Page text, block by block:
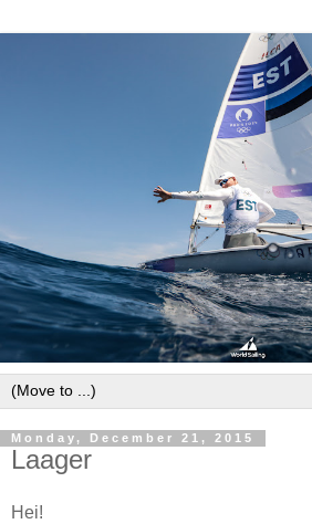
Monday, December 21, 2015
Laager
Hei!